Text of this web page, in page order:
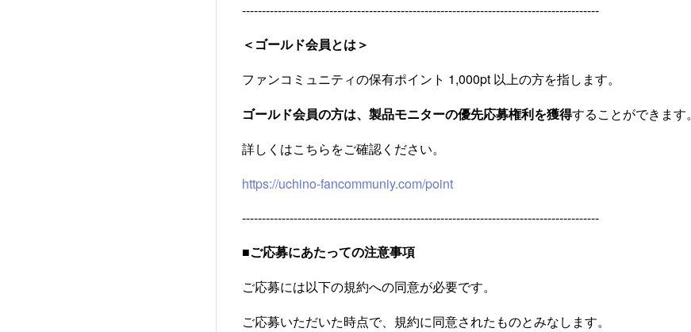
------------------------------------------------------------------------------------------
＜ゴールド会員とは＞
ファンコミュニティの保有ポイント 1,000pt 以上の方を指します。
ゴールド会員の方は、製品モニターの優先応募権利を獲得することができます。
詳しくはこちらをご確認ください。
https://uchino-fancommuniy.com/point
------------------------------------------------------------------------------------------
■ご応募にあたっての注意事項
ご応募には以下の規約への同意が必要です。
ご応募いただいた時点で、規約に同意されたものとみなします。